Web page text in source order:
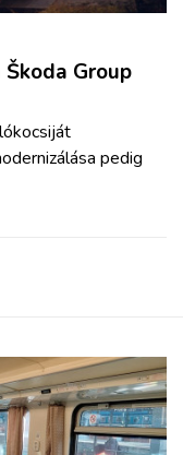
Group
pedig